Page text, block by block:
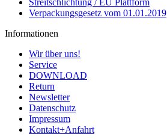
Verpackungsgesetz vom 01.01.2019
Informationen
Wir über uns!
Service
DOWNLOAD
Return
Newsletter
Datenschutz
Impressum
Kontakt+Anfahrt